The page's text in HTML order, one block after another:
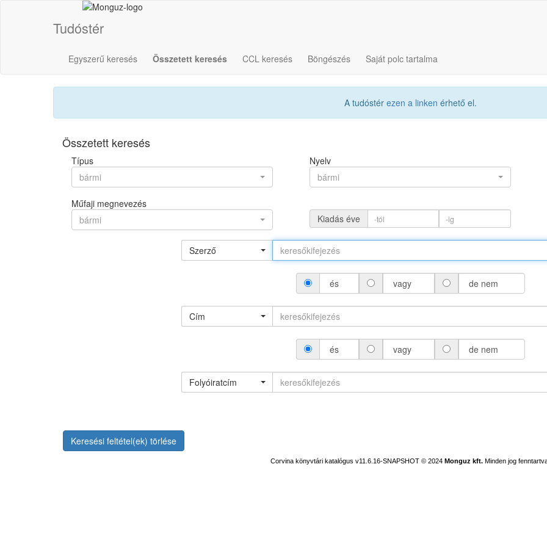
Tudóstér
Egyszerű keresés Összetett keresés CCL keresés Böngészés Saját polc tartalma
A tudóstér ezen a linken érhető el.
Összetett keresés
Típus
bármi
Nyelv
bármi
Műfaji megnevezés
bármi
Kiadás éve
Szerző
és vagy de nem
Cím
és vagy de nem
Folyóiratcím
Keresési feltétel(ek) törlése
Corvina könyvtári katalógus v11.6.16-SNAPSHOT © 2024 Monguz kft. Minden jog